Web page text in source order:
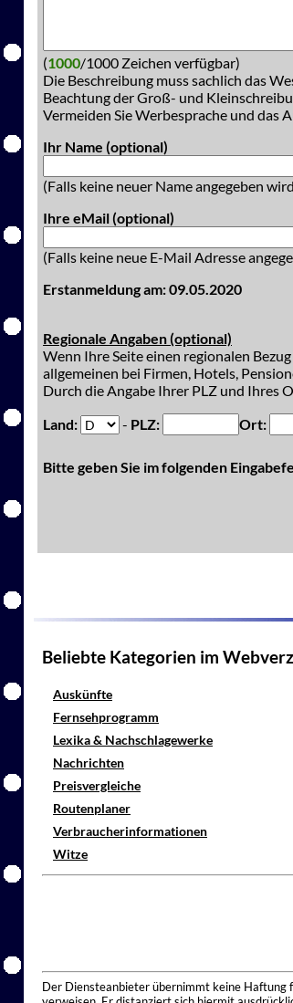
(1000/1000 Zeichen verfügbar)
Die Beschreibung muss sachlich das
Beachtung der Groß- und
Vermeiden Sie Werbesprache und das
Ihr Name (optional)
(Falls keine neuer Name angegeben
Ihre eMail (optional)
(Falls keine neue E-Mail Adresse
Erstanmeldung am: 09.05.2020
Regionale Angaben (optional)
Wenn Ihre Seite einen regionalen
allgemeinen bei Firmen, Hotels,
Durch die Angabe Ihrer PLZ und Ihres
Land:
- PLZ: Ort:
Bitte geben Sie im folgenden
Beliebte Kategorien im
Auskünfte
Fernsehprogramm
Lexika & Nachschlagewerke
Nachrichten
Preisvergleiche
Routenplaner
Verbraucherinformationen
Witze
Der Diensteanbieter übernimmt keine Haftung